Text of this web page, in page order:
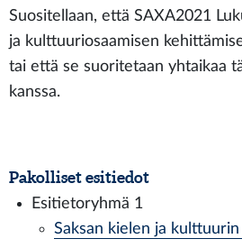
Suositellaan, että SAXA2021
ja kulttuuriosaamisen
tai että se suoritetaan yhtaikaa
kanssa.
Pakolliset esitiedot
Esitietoryhmä 1
Saksan kielen ja